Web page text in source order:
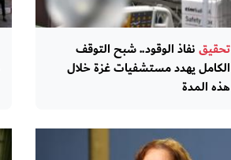
تحقيقنفاذ الوقود.. شبح التوقف
الكامل يهدد مستشفيات غزة خلال
هذه المدة